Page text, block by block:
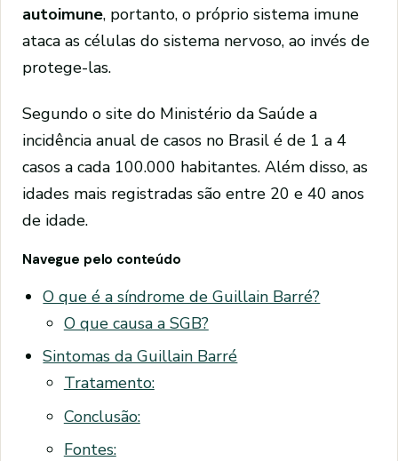
autoimune, portanto, o próprio sistema imune
ataca as células do sistema nervoso, ao invés de
protege-las.
Segundo o site do Ministério da Saúde a
incidência anual de casos no Brasil é de 1 a 4
casos a cada 100.000 habitantes. Além disso, as
idades mais registradas são entre 20 e 40 anos
de idade.
Navegue pelo conteúdo
O que é a síndrome de Guillain Barré?
O que causa a SGB?
Sintomas da Guillain Barré
Tratamento:
Conclusão:
Fontes: